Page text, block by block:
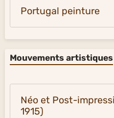
Portugal peinture
Mouvements artistiques
Néo et Post-
1915)